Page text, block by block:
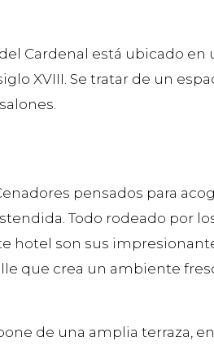
Cardenal está ubicado
XVIII. Se tratar de un
pensados para
Todo rodeado por
hotel son sus
que crea un ambiente
de una amplia terraza,